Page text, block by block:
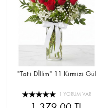
"Tatlı Dİllim" 11 Kırmızı Gül
1 YORUM VAR